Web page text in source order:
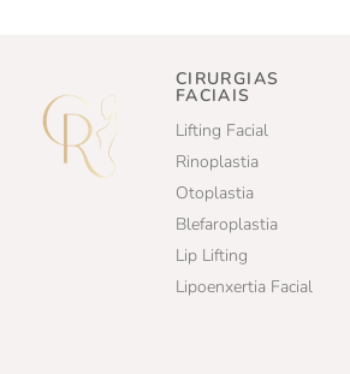
CIRURGIAS
FACIAIS
Lifting Facial
Rinoplastia
Otoplastia
Blefaroplastia
Lip Lifting
Lipoenxertia Facial